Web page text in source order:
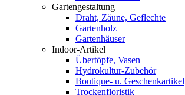
Gartengestaltung
Draht, Zäune, Geflechte
Gartenholz
Gartenhäuser
Indoor-Artikel
Übertöpfe, Vasen
Hydrokultur-Zubehör
Boutique- u. Geschenkartikel
Trockenfloristik